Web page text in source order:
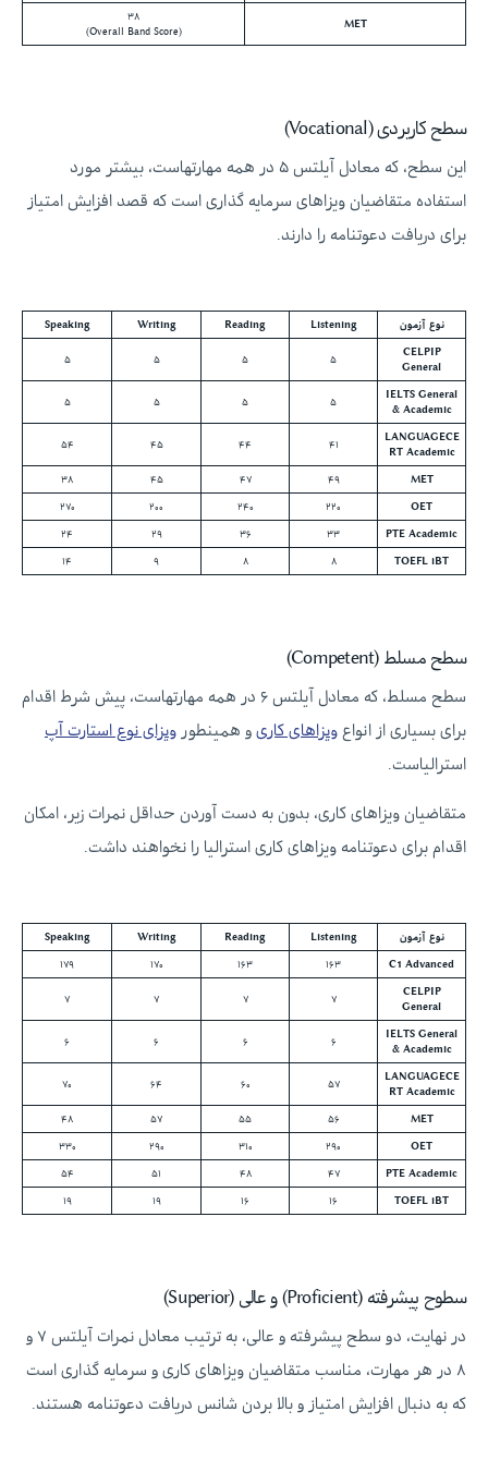
MET
۳۸
(Overall Band Score)
سطح کاربردی (Vocational)
این سطح، که معادل آیلتس ۵ در همه مهارتهاست، بیشتر مورد
استفاده متقاضیان ویزاهای سرمایه گذاری است که قصد افزایش امتیاز
برای دریافت دعوتنامه را دارند.
نوع آزمون Listening
Reading
Writing
Speaking
CELPIP
General
۵ ۵ ۵ ۵
IELTS General
& Academic
۵ ۵ ۵ ۵
LANGUAGECE
RT Academic
۴۱ ۴۴ ۴۵ ۵۴
MET ۴۹ ۴۷ ۴۵ ۳۸
OET ۲۲۰ ۲۴۰ ۲۰۰ ۲۷۰
PTE Academic ۳۳ ۳۶ ۲۹ ۲۴
TOEFL iBT ۸ ۸ ۹ ۱۴
سطح مسلط (Competent)
سطح مسلط، که معادل آیلتس ۶ در همه مهارتهاست، پیش شرط اقدام
برای بسیاری از انواع ویزاهای کاری و همینطور ویزای نوع استارت آپ
استرالیاست.
متقاضیان ویزاهای کاری، بدون به دست آوردن حداقل نمرات زیر، امکان
اقدام برای دعوتنامه ویزاهای کاری استرالیا را نخواهند داشت.
نوع آزمون Listening
Reading
Writing
Speaking
C1 Advanced ۱۶۳ ۱۶۳ ۱۷۰ ۱۷۹
CELPIP
General
۷ ۷ ۷ ۷
IELTS General
& Academic
۶ ۶ ۶ ۶
LANGUAGECE
RT Academic
۵۷ ۶۰ ۶۴ ۷۰
MET ۵۶ ۵۵ ۵۷ ۴۸
OET ۲۹۰ ۳۱۰ ۲۹۰ ۳۳۰
PTE Academic ۴۷ ۴۸ ۵۱ ۵۴
TOEFL iBT ۱۶ ۱۶ ۱۹ ۱۹
سطوح پیشرفته (Proficient) و عالی (Superior)
در نهایت، دو سطح پیشرفته و عالی، به ترتیب معادل نمرات آیلتس ۷ و
۸ در هر مهارت، مناسب متقاضیان ویزاهای کاری و سرمایه گذاری است
که به دنبال افزایش امتیاز و بالا بردن شانس دریافت دعوتنامه هستند.